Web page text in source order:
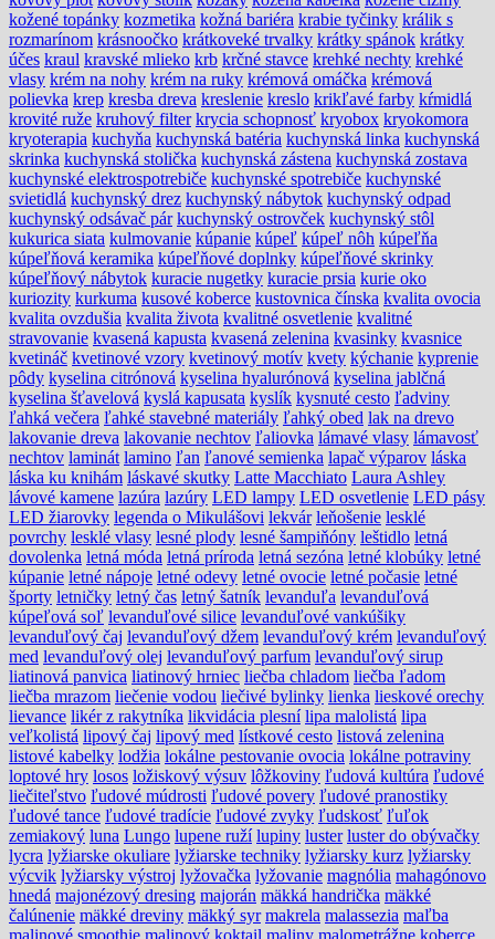
kožené topánky kozmetika kožná bariéra krabie tyčinky králik s
rozmarínom krásnoočko krátkoveké trvalky krátky spánok krátky
účes kraul kravské mlieko krb krčné stavce krehké nechty krehké
vlasy krém na nohy krém na ruky krémová omáčka krémová
polievka krep kresba dreva kreslenie kreslo krikľavé farby kŕmidlá
krovité ruže kruhový filter krycia schopnosť kryobox kryokomora
kryoterapia kuchyňa kuchynská batéria kuchynská linka kuchynská
skrinka kuchynská stolička kuchynská zástena kuchynská zostava
kuchynské elektrospotrebiče kuchynské spotrebiče kuchynské
svietidlá kuchynský drez kuchynský nábytok kuchynský odpad
kuchynský odsávač pár kuchynský ostrovček kuchynský stôl
kukurica siata kulmovanie kúpanie kúpeľ kúpeľ nôh kúpeľňa
kúpeľňová keramika kúpeľňové doplnky kúpeľňové skrinky
kúpeľňový nábytok kuracie nugetky kuracie prsia kurie oko
kuriozity kurkuma kusové koberce kustovnica čínska kvalita ovocia
kvalita ovzdušia kvalita života kvalitné osvetlenie kvalitné
stravovanie kvasená kapusta kvasená zelenina kvasinky kvasnice
kvetináč kvetinové vzory kvetinový motív kvety kýchanie kyprenie
pôdy kyselina citrónová kyselina hyalurónová kyselina jablčná
kyselina šťavelová kyslá kapusata kyslík kysnuté cesto ľadviny
ľahká večera ľahké stavebné materiály ľahký obed lak na drevo
lakovanie dreva lakovanie nechtov ľaliovka lámavé vlasy lámavosť
nechtov laminát lamino ľan ľanové semienka lapač výparov láska
láska ku knihám láskavé skutky Latte Macchiato Laura Ashley
lávové kamene lazúra lazúry LED lampy LED osvetlenie LED pásy
LED žiarovky legenda o Mikulášovi lekvár leňošenie lesklé
povrchy lesklé vlasy lesné plody lesné šampiňóny leštidlo letná
dovolenka letná móda letná príroda letná sezóna letné klobúky letné
kúpanie letné nápoje letné odevy letné ovocie letné počasie letné
športy letničky letný čas letný šatník levanduľa levanduľová
kúpeľová soľ levanduľové silice levanduľové vankúšiky
levanduľový čaj levanduľový džem levanduľový krém levanduľový
med levanduľový olej levanduľový parfum levanduľový sirup
liatinová panvica liatinový hrniec liečba chladom liečba ľadom
liečba mrazom liečenie vodou liečivé bylinky lienka lieskové orechy
lievance likér z rakytníka likvidácia plesní lipa malolistá lipa
veľkolistá lipový čaj lipový med lístkové cesto listová zelenina
listové kabelky lodžia lokálne pestovanie ovocia lokálne potraviny
loptové hry losos ložiskový výsuv lôžkoviny ľudová kultúra ľudové
liečiteľstvo ľudové múdrosti ľudové povery ľudové pranostiky
ľudové tance ľudové tradície ľudové zvyky ľudskosť ľuľok
zemiakový luna Lungo lupene ruží lupiny luster luster do obývačky
lycra lyžiarske okuliare lyžiarske techniky lyžiarsky kurz lyžiarsky
výcvik lyžiarsky výstroj lyžovačka lyžovanie magnólia mahagónovo
hnedá majonézový dresing majorán mäkká handrička mäkké
čalúnenie mäkké dreviny mäkký syr makrela malassezia maľba